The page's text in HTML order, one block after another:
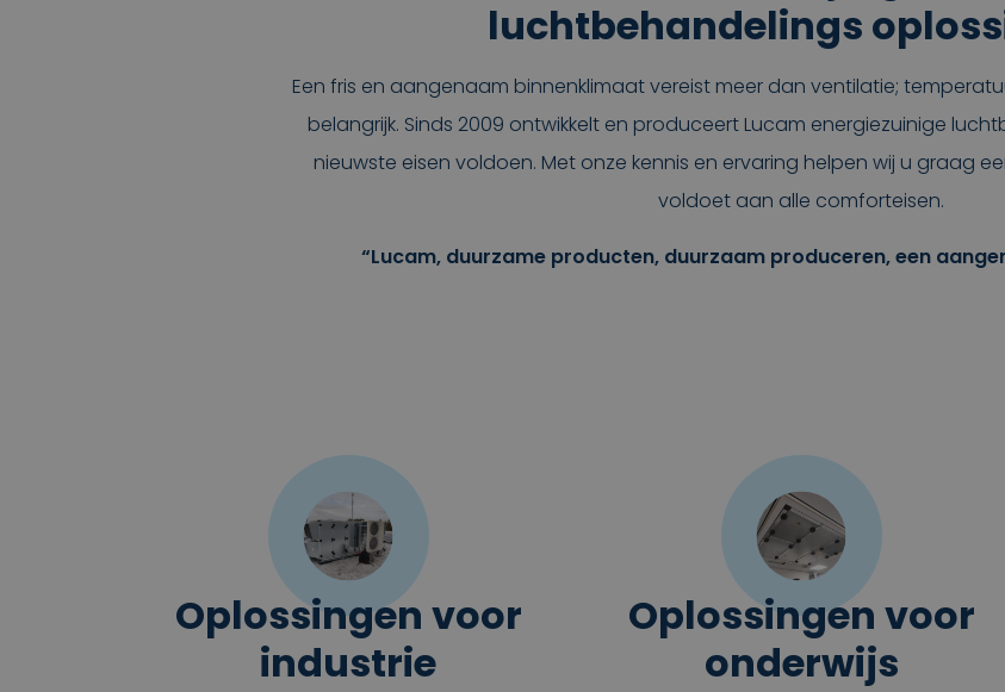
luchtbehandelings
Een fris en aangenaam binnenklimaat vereist meer dan ventilatie;
belangrijk. Sinds 2009 ontwikkelt en produceert Lucam energiezuinige
nieuwste eisen voldoen. Met onze kennis en ervaring helpen wij u graag
voldoet aan alle comforteisen.
“Lucam, duurzame producten, duurzaam produceren, een
Oplossingen voor
industrie
Oplossingen voor
onderwijs